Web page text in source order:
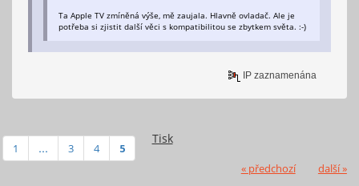
Ta Apple TV zmíněná výše, mě zaujala. Hlavně ovladač. Ale je
potřeba si zjistit další věci s kompatibilitou se zbytkem světa. :-)
IP zaznamenána
Tisk
1 ... 3 4 5
« předchozí další »